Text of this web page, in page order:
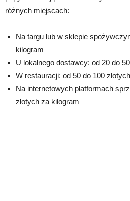
różnych miejscach:
Na targu lub w sklepie
kilogram
U lokalnego dostawcy: od 20 do
W restauracji: od 50 do 100
Na internetowych platformach
złotych za kilogram